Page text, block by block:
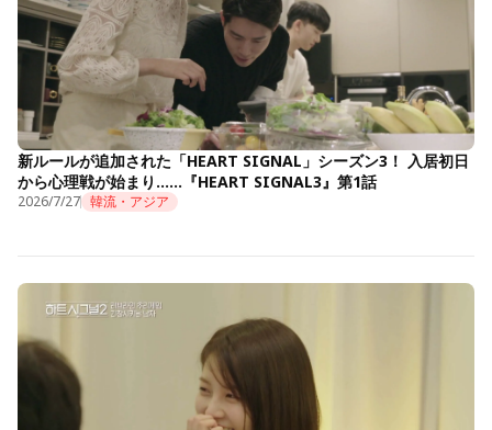
新ルールが追加された「HEART SIGNAL」シーズン3！ 入居初日
から心理戦が始まり……『HEART SIGNAL3』第1話
2026/7/27 韓流・アジア